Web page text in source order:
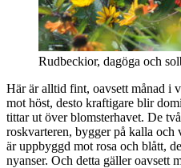
Rudbeckior, dagöga och
Här är alltid fint, oavsett månad i
mot höst, desto kraftigare blir
tittar ut över blomsterhavet. De
roskvarteren, bygger på kalla och
är uppbyggd mot rosa och blått,
nyanser. Och detta gäller oavsett